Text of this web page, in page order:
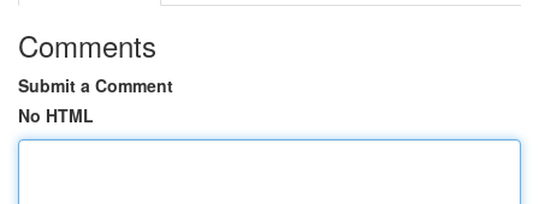
Comments
Submit a Comment
No HTML